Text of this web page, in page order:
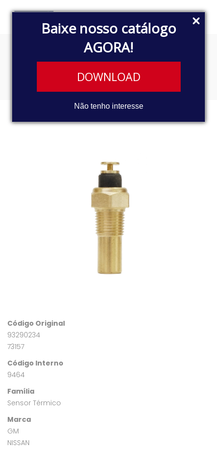
Baixe nosso catálogo
AGORA!
DOWNLOAD
Não tenho interesse
SENSOR TÉRMICO
Código Original
93290234
73157
Código Interno
9464
Família
Sensor Térmico
Marca
GM
NISSAN